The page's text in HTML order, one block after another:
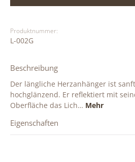
Produktnummer:
L-002G
Beschreibung
Der längliche Herzanhänger ist
hochglänzend. Er reflektiert mit
Oberfläche das Lich… Mehr
Eigenschaften